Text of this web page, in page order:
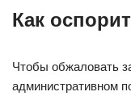
Как
Чтобы обжаловать
административном